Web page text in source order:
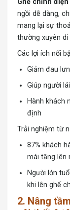
Ghế chỉnh
ngồi dễ dàng,
mang lại sự
thường xuyên
Các lợi ích nổi
Giảm đau
Giúp người
Hành khách
định
Trải nghiệm từ
87% khách
mái tăng lên
Người lớn
khi lên ghế
2. Nâng